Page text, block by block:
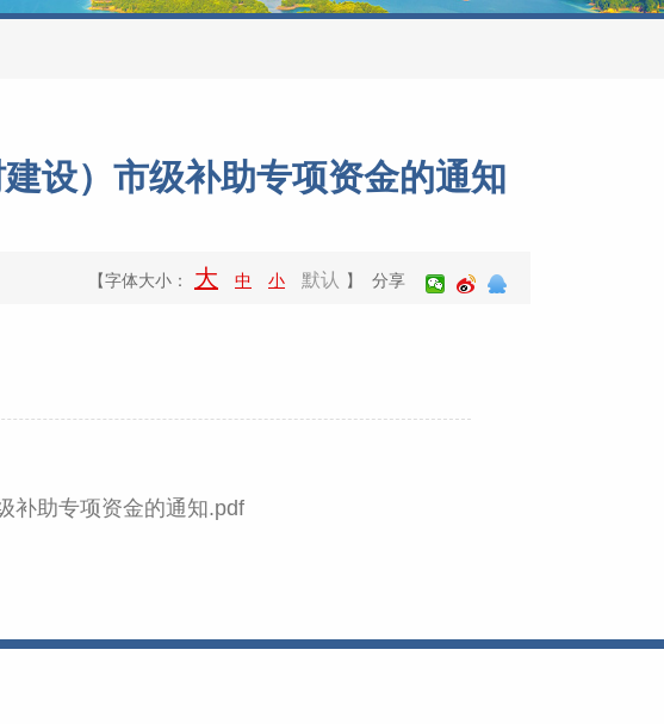
设）市级补助专项资金的通知
【字体大小： 大 中 小 默认 】 分享
补助专项资金的通知.pdf